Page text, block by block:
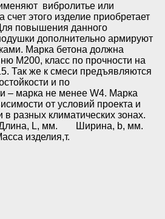
вибролитье или
этого изделие приобретает
повышения данного
дополнительно армируют
Марка бетона должна
М200, класс по прочности на
Так же к смеси предъявляются
и по
– марка не менее W4. Марка
от условий проекта и
в разных климатических зонах.
L, мм.
Ширина, b, мм.
изделия,т.